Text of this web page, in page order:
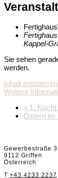
Kappel-
Sie sehen
werden.
Inhalt entsperren
Weitere
« 1.
Ostern im
Gewerbestraße 3
9112 Griffen
Österreich
T +43 4233 2237